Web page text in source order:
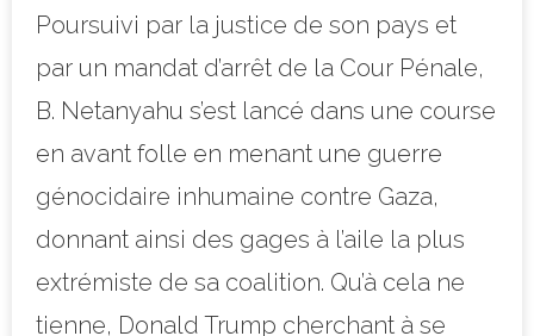
Poursuivi par la justice de son pays et
par un mandat d’arrêt de la Cour Pénale,
B. Netanyahu s’est lancé dans une course
en avant folle en menant une guerre
génocidaire inhumaine contre Gaza,
donnant ainsi des gages à l’aile la plus
extrémiste de sa coalition. Qu’à cela ne
tienne, Donald Trump cherchant à se